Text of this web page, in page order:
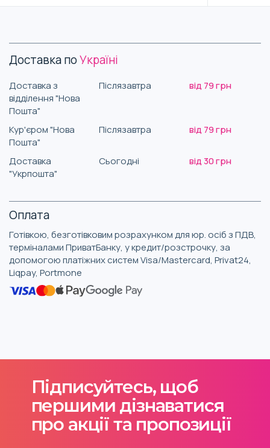
Доставка поУкраїні
Доставка з
відділення "Нова
Пошта"
Післязавтра від 79 грн
Кур'єром "Нова
Пошта"
Післязавтра від 79 грн
Доставка
"Укрпошта"
Сьогодні від 30 грн
Оплата
Готівкою, безготівковим розрахунком для юр. осіб з ПДВ,
терміналами ПриватБанку, у кредит/розстрочку, за
допомогою платіжних систем Visa/Mastercard, Privat24,
Liqpay, Portmone
Підписуйтесь, щоб
першими дізнаватися
про акції та пропозиції